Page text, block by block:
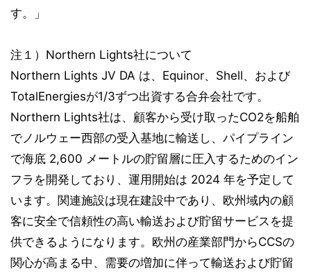
す。」
注１）Northern Lights社について
Northern Lights JV DA は、Equinor、Shell、および
TotalEnergiesが1/3ずつ出資する合弁会社です。
Northern Lights社は、顧客から受け取ったCO2を船舶
でノルウェー西部の受入基地に輸送し、パイプライン
で海底 2,600 メートルの貯留層に圧入するためのイン
フラを開発しており、運用開始は 2024 年を予定して
います。関連施設は現在建設中であり、欧州域内の顧
客に安全で信頼性の高い輸送および貯留サービスを提
供できるようになります。欧州の産業部門からCCSの
関心が高まる中、需要の増加に伴って輸送および貯留